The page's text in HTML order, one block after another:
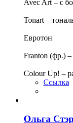
Avec Art – с
Tonart –
Евротон
Franton (фр.)
Colour Up! –
Ссылка
Ольга